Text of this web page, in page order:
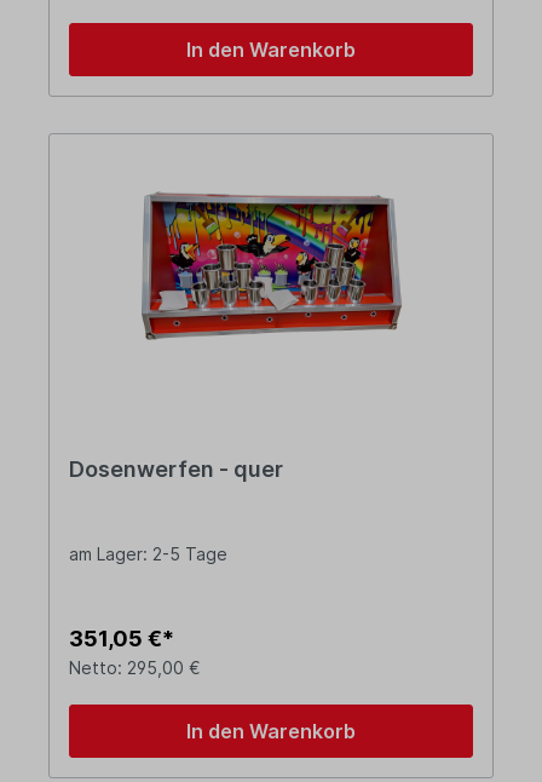
In den Warenkorb
Dosenwerfen - quer
am Lager: 2-5 Tage
351,05 €*
Netto: 295,00 €
In den Warenkorb